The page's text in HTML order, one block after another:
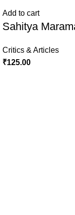
Add to cart
Sahitya
Critics & Articles
₹125.00